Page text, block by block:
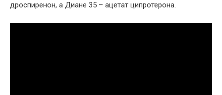
дроспиренон, а Диане 35 – ацетат ципротерона.